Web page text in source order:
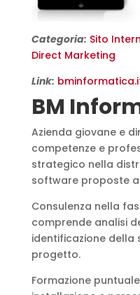
Categoria: Sito
Direct Marketing
Link:
BM
Azienda giovane e
competenze e
strategico nella
software proposte
Consulenza nella
comprende analisi
identificazione della
progetto.
Formazione